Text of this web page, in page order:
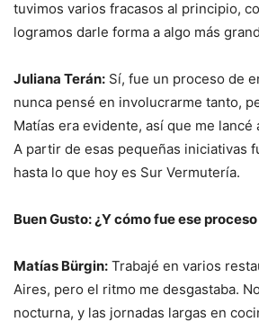
tuvimos varios fracasos al principio,
logramos darle forma a algo más
Juliana Terán: Sí, fue un proceso de
nunca pensé en involucrarme tanto,
Matías era evidente, así que me lancé
A partir de esas pequeñas iniciativas
hasta lo que hoy es Sur Vermutería.
Buen Gusto: ¿Y cómo fue ese
Matías Bürgin: Trabajé en varios
Aires, pero el ritmo me desgastaba.
nocturna, y las jornadas largas en